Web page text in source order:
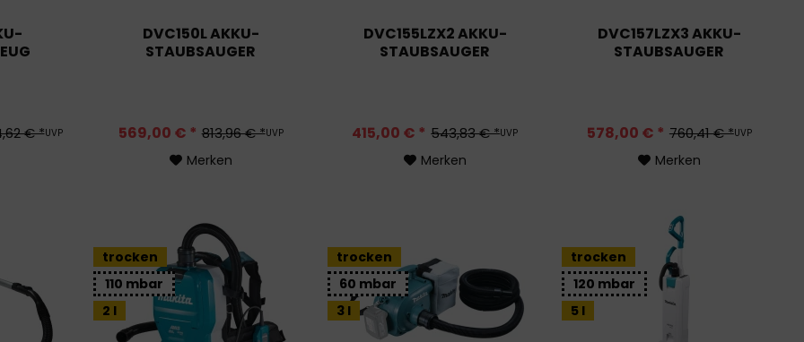
€ *UVP
DVC150L AKKU-
STAUBSAUGER
813,96 € *UVP
569,00 € *
Merken
DVC155LZX2 AKKU-
STAUBSAUGER
543,83 € *UVP
415,00 € *
Merken
DVC157LZX3 AKKU-
STAUBSAUGER
760,41 € *UVP
578,00 € *
Merken
trocken
110 mbar
2 l
trocken
60 mbar
3 l
trocken
120 mbar
5 l